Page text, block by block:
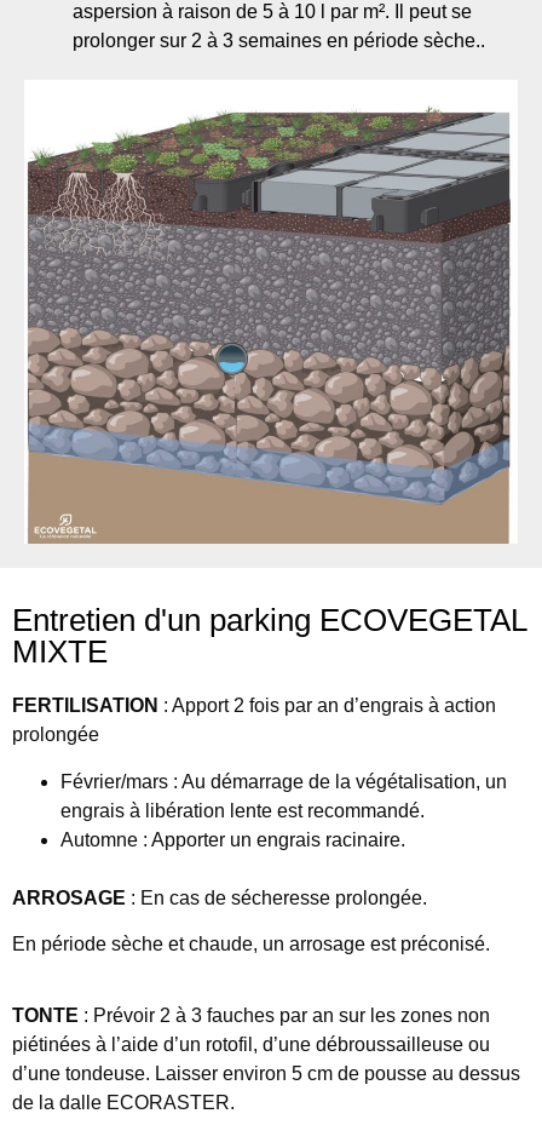
aspersion à raison de 5 à 10 l par m². Il peut se
prolonger sur 2 à 3 semaines en période sèche..
Entretien d'un parking ECOVEGETAL
MIXTE
FERTILISATION : Apport 2 fois par an d’engrais à action
prolongée
Février/mars : Au démarrage de la végétalisation, un
engrais à libération lente est recommandé.
Automne : Apporter un engrais racinaire.
ARROSAGE : En cas de sécheresse prolongée.
En période sèche et chaude, un arrosage est préconisé.
TONTE : Prévoir 2 à 3 fauches par an sur les zones non
piétinées à l’aide d’un rotofil, d’une débroussailleuse ou
d’une tondeuse. Laisser environ 5 cm de pousse au dessus
de la dalle ECORASTER.